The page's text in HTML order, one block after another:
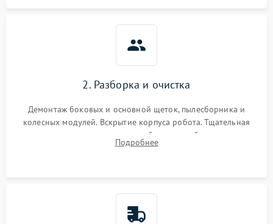
2. Разборка и очистка
Демонтаж боковых и основной щеток, пылесборника и
колесных модулей. Вскрытие корпуса робота. Тщательная
очистка внутренних полостей, шестерней и плат от
скопившейся пыли, волос и шерсти животных с
Подробнее